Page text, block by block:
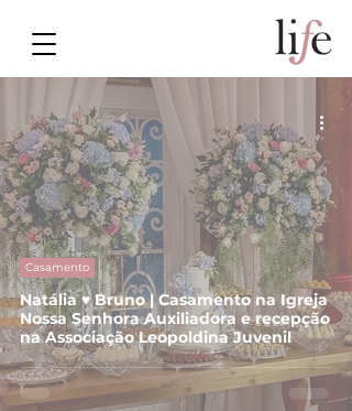
Natália ♥ Bruno | Casamento na Igreja
Nossa Senhora Auxiliadora e recepção
na Associação Leopoldina Juvenil
Casamento